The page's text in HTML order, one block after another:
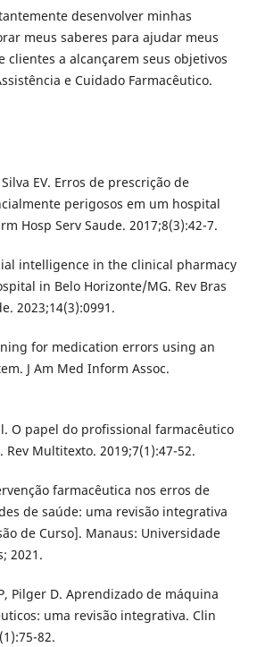
desenvolver minhas
meus saberes para ajudar meus
clientes a alcançarem seus objetivos
e Cuidado Farmacêutico.
EV. Erros de prescrição de
perigosos em um hospital
Hosp Serv Saude. 2017;8(3):42-7.
intelligence in the clinical pharmacy
in Belo Horizonte/MG. Rev Bras
2023;14(3):0991.
for medication errors using an
J Am Med Inform Assoc.
O papel do profissional farmacêutico
Multitexto. 2019;7(1):47-52.
farmacêutica nos erros de
de saúde: uma revisão integrativa
de Curso]. Manaus: Universidade
2021.
Pilger D. Aprendizado de máquina
uma revisão integrativa. Clin
82.